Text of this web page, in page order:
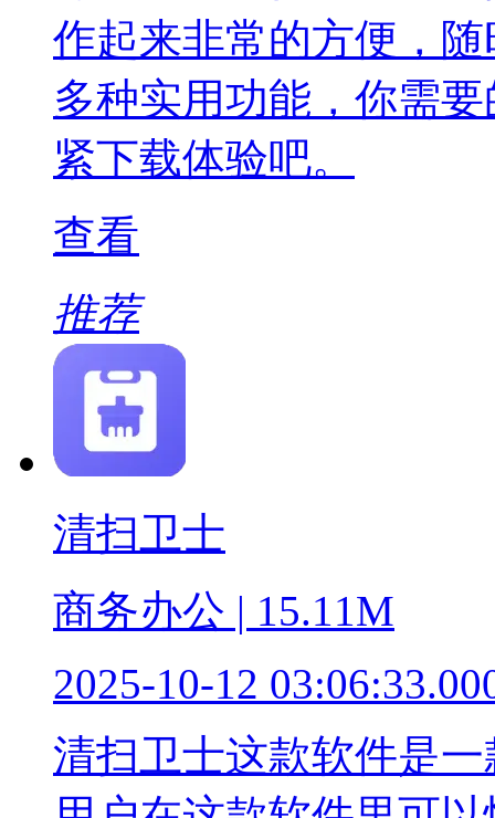
作起来非常的方便，
多种实用功能，你需
紧下载体验吧。
查看
推荐
清扫卫士
商务办公 | 15.11M
2025-10-12
清扫卫士这款软件是